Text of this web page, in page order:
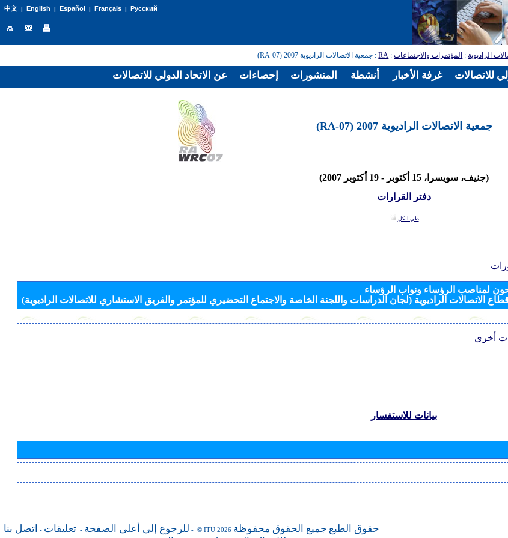
中文| English | Español | Français| Русский
الراديوية: المؤتمرات والاجتماعات:
RA: جمعية الاتصالات الراديوية 2007 (RA-07)
جمعية الاتصالات الراديوية 2007 (RA-07)
(جنيف، سويسرا، 15 أكتوبر - 19 أكتوبر 2007)
دفتر القرارات
طي الكل
لمناصب الرؤساء ونواب الرؤساء
الاتصالات الراديوية (لجان الدراسات واللجنة الخاصة والاجتماع التحضيري للمؤتمر والفريق الاستشاري للاتصالات الراديوية)
أخرى
بيانات للاستفسار
للرجوع إلى أعلى الصفحة - تعليقات - اتصل بنا - © ITU 2026 حقوق الطبع جميع الحقوق محفوظة
عن الاتحاد الدولي للاتصالات إحصاءات المنشورات أنشطة غرفة الأخبار للاتصالات